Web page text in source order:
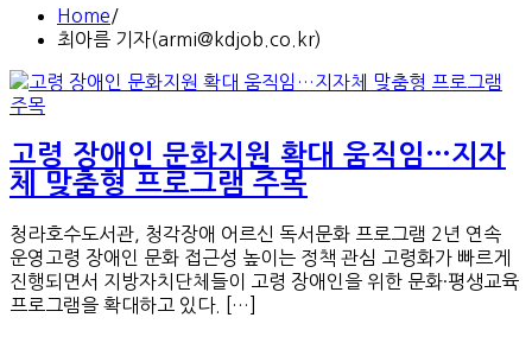
Home
최아름 기자(armi@kdjob.co.kr)
고령 장애인 문화지원 확대 움직임…지자
체 맞춤형 프로그램 주목
청라호수도서관, 청각장애 어르신 독서문화 프로그램 2년 연속
운영고령 장애인 문화 접근성 높이는 정책 관심 고령화가 빠르게
진행되면서 지방자치단체들이 고령 장애인을 위한 문화·평생교육
프로그램을 확대하고 있다. […]